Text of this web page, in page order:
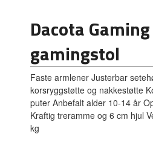
Dacota
gamingstol
Faste armlener Justerbar
korsryggstøtte og nakkestøtte
puter Anbefalt alder 10-14 år
Kraftig treramme og 6 cm hjul
kg